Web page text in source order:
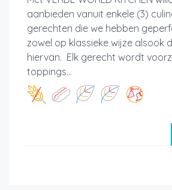
aanbieden vanuit enkele (3)
gerechten die we hebben
zowel op klassieke wijze alsook
hiervan. Elk gerecht wordt
toppings...